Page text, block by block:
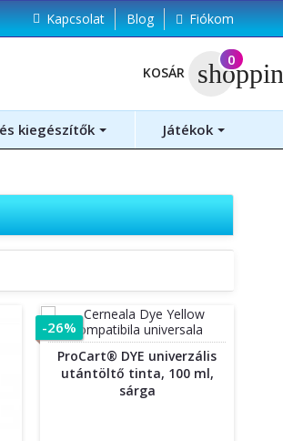
Kapcsolat Blog Fiókom
KOSÁR
0 )
kiegészítők Játékok
ProCart® DYE univerzális
utántöltő tinta, 100 ml,
sárga
-26%